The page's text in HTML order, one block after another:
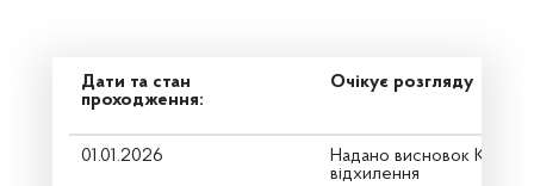
Дати та стан
проходження:
Очікує розгляду
01.01.2026
Надано висновок
відхилення